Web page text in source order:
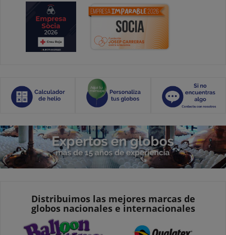
Distribuimos las mejores marcas de
globos nacionales e internacionales